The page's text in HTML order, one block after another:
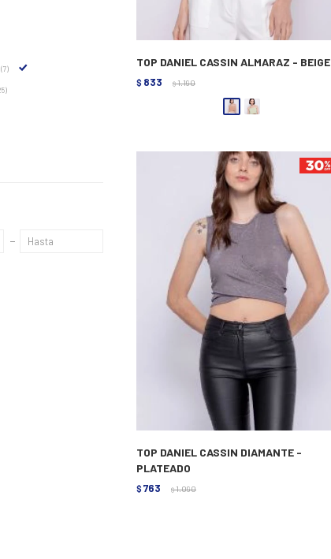
TOP DANIEL CASSIN ALMARAZ - BEIGE
$ 833 $ 1.190
TOP DANIEL CASSIN DIAMANTE -
PLATEADO
$ 763 $ 1.090
(7)